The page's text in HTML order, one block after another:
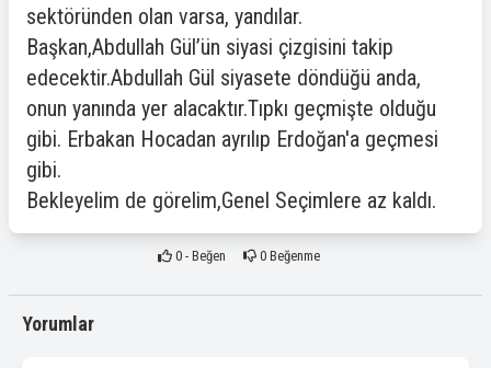
sektöründen olan varsa, yandılar.
Başkan,Abdullah Gül’ün siyasi çizgisini takip
edecektir.Abdullah Gül siyasete döndüğü anda,
onun yanında yer alacaktır.Tıpkı geçmişte olduğu
gibi. Erbakan Hocadan ayrılıp Erdoğan'a geçmesi
gibi.
Bekleyelim de görelim,Genel Seçimlere az kaldı.
0- Beğen 0 Beğenme
Yorumlar